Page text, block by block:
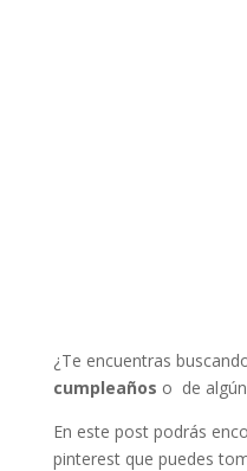
¿Te encuentras
cumpleaños o de
En este post podrás
pinterest que puedes